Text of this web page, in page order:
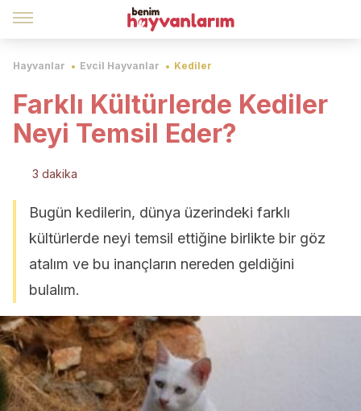
Hayvanlar Evcil Hayvanlar Kediler
Farklı Kültürlerde Kediler
Neyi Temsil Eder?
3 dakika
Bugün kedilerin, dünya üzerindeki farklı
kültürlerde neyi temsil ettiğine birlikte bir göz
atalım ve bu inançların nereden geldiğini
bulalım.